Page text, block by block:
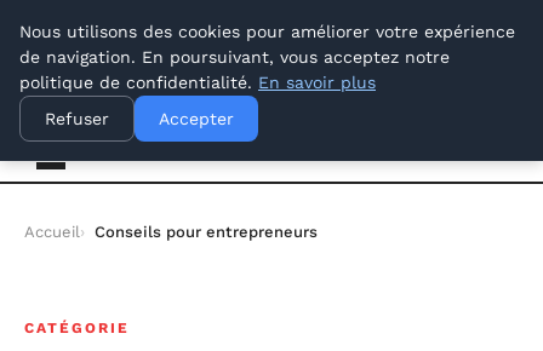
dimanche 9 août 2026
Lyon Photos
Accueil Conseils pour entrepreneurs
CATÉGORIE
Nous utilisons des cookies pour améliorer votre expérience
de navigation. En poursuivant, vous acceptez notre
politique de confidentialité. En savoir plus
Refuser
Accepter